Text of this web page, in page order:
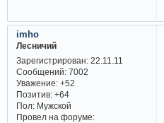
imho
Лесничий
Зарегистрирован: 22.11.11
Сообщений:7002
Уважение: +52
Позитив: +64
Пол:Мужской
Провел на форуме: